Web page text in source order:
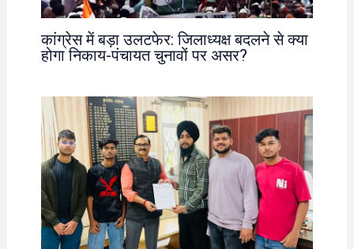
कांग्रेस में बड़ा उलटफेर: जिलाध्यक्ष बदलने से क्या
होगा निकाय-पंचायत चुनावों पर असर?